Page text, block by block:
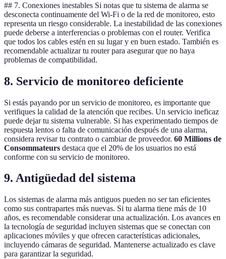
## 7. Conexiones inestables Si notas que tu sistema de alarma se
desconecta continuamente del Wi-Fi o de la red de monitoreo, esto
representa un riesgo considerable. La inestabilidad de las conexiones
puede deberse a interferencias o problemas con el router. Verifica
que todos los cables estén en su lugar y en buen estado. También es
recomendable actualizar tu router para asegurar que no haya
problemas de compatibilidad.
8. Servicio de monitoreo deficiente
Si estás payando por un servicio de monitoreo, es importante que
verifiques la calidad de la atención que recibes. Un servicio ineficaz
puede dejar tu sistema vulnerable. Si has experimentado tiempos de
respuesta lentos o falta de comunicación después de una alarma,
considera revisar tu contrato o cambiar de proveedor. 60 Millions de
Consommateurs destaca que el 20% de los usuarios no está
conforme con su servicio de monitoreo.
9. Antigüedad del sistema
Los sistemas de alarma más antiguos pueden no ser tan eficientes
como sus contrapartes más nuevas. Si tu alarma tiene más de 10
años, es recomendable considerar una actualización. Los avances en
la tecnología de seguridad incluyen sistemas que se conectan con
aplicaciones móviles y que ofrecen características adicionales,
incluyendo cámaras de seguridad. Mantenerse actualizado es clave
para garantizar la seguridad.